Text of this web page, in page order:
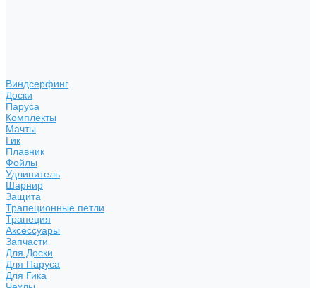
Виндсерфинг
Доски
Паруса
Комплекты
Мачты
Гик
Плавник
Фойлы
Удлинитель
Шарнир
Защита
Трапеционные петли
Трапеция
Аксессуары
Запчасти
Для Доски
Для Паруса
Для Гика